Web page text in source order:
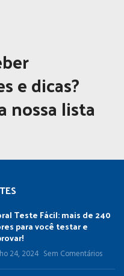
e dicas?
nossa lista
Teste Fácil: mais de 240
para você testar e
24, 2024 Sem Comentários